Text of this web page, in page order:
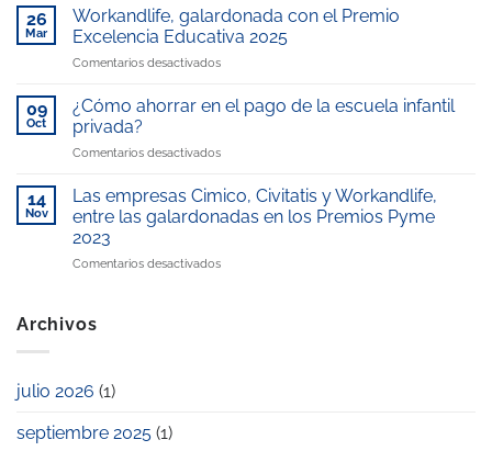
Juan
Carlos,
gestionada
por
reconocida
escuela
de
la
en
los
Medios:
Reconocimiento
Telemadrid
compromiso
la
conciliación
familiar
26
Mar
Workandlife, galardonada con el Premio
Excelencia Educativa 2025
Comentarios desactivadosen
galardonada
Premio
Educativa
2025
09
Oct
¿Cómo ahorrar en el pago de la escuela infantil
privada?
Comentarios desactivadosen
ahorrar
el
de
14
Nov
Las empresas Cimico, Civitatis y Workandlife,
entre las galardonadas en los Premios Pyme
2023
Comentarios desactivadosen
Archivos
julio 2026 (1)
septiembre 2025 (1)